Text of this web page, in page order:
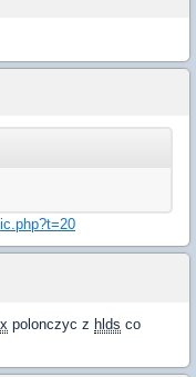
polonczyc z hlds co